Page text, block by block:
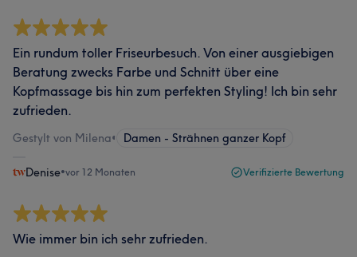
Ein rundum toller Friseurbesuch. Von einer ausgiebigen
Beratung zwecks Farbe und Schnitt über eine
Kopfmassage bis hin zum perfekten Styling! Ich bin sehr
zufrieden.
Gestylt von Milena• Damen - Strähnen ganzer Kopf
Denise•vor 12 Monaten Verifizierte Bewertung
Wie immer bin ich sehr zufrieden.